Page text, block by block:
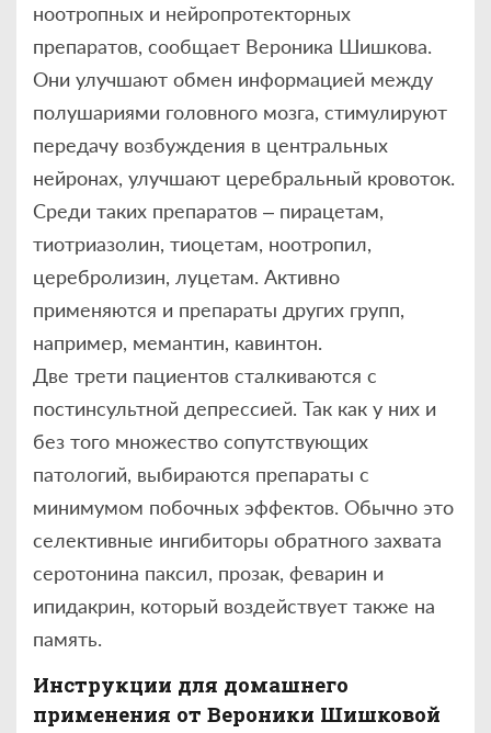
ноотропных и нейропротекторных
препаратов, сообщает Вероника Шишкова.
Они улучшают обмен информацией между
полушариями головного мозга, стимулируют
передачу возбуждения в центральных
нейронах, улучшают церебральный кровоток.
Среди таких препаратов – пирацетам,
тиотриазолин, тиоцетам, ноотропил,
церебролизин, луцетам. Активно
применяются и препараты других групп,
например, мемантин, кавинтон.
Две трети пациентов сталкиваются с
постинсультной депрессией. Так как у них и
без того множество сопутствующих
патологий, выбираются препараты с
минимумом побочных эффектов. Обычно это
селективные ингибиторы обратного захвата
серотонина паксил, прозак, феварин и
ипидакрин, который воздействует также на
память.
Инструкции для домашнего
применения от Вероники Шишковой